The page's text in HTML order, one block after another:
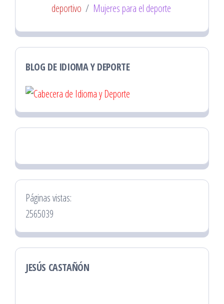
deportivo / Mujeres para el deporte
BLOG DE IDIOMA Y DEPORTE
Páginas vistas:
2565039
JESÚS CASTAÑÓN